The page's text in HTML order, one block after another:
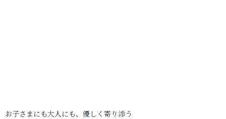
お子さまにも大人にも、優しく寄り添う